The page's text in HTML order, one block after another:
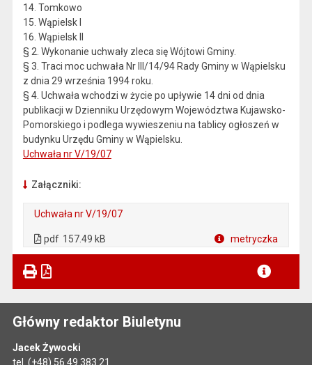
14. Tomkowo
15. Wąpielsk I
16. Wąpielsk II
§ 2. Wykonanie uchwały zleca się Wójtowi Gminy.
§ 3. Traci moc uchwała Nr III/14/94 Rady Gminy w Wąpielsku
z dnia 29 września 1994 roku.
§ 4. Uchwała wchodzi w życie po upływie 14 dni od dnia
publikacji w Dzienniku Urzędowym Województwa Kujawsko-
Pomorskiego i podlega wywieszeniu na tablicy ogłoszeń w
budynku Urzędu Gminy w Wąpielsku.
Uchwała nr V/19/07
Załączniki:
Uchwała nr V/19/07
pdf 157.49 kB metryczka
Główny redaktor Biuletynu
Jacek Żywocki
tel. (+48) 56 49 383 21